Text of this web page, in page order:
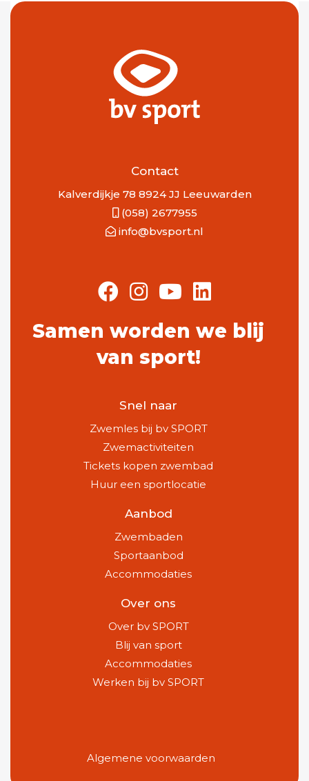
Contact
Kalverdijkje 78 8924 JJ Leeuwarden
(058) 2677955
info@bvsport.nl
Samen worden we blij
van sport!
Snel naar
Zwemles bij bv SPORT
Zwemactiviteiten
Tickets kopen zwembad
Huur een sportlocatie
Aanbod
Zwembaden
Sportaanbod
Accommodaties
Over ons
Over bv SPORT
Blij van sport
Accommodaties
Werken bij bv SPORT
Algemene voorwaarden